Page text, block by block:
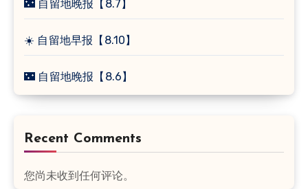
🌃 自留地晚报【8.7】
☀️ 自留地早报【8.10】
🌃 自留地晚报【8.6】
Recent Comments
您尚未收到任何评论。